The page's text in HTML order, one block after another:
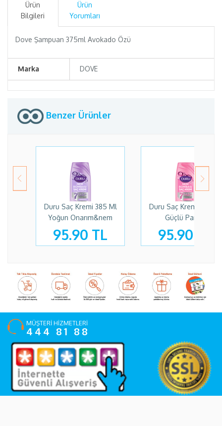
Ürün
Bilgileri
Ürün
Yorumları
Dove Şampuan 375ml Avokado Özü
Marka DOVE
Benzer Ürünler
Duru Saç Kremi 385 Ml
Yoğun Onarım&nem
95.90 TL
Duru Saç Kremi 385 Ml
Güçlü Parlak
95.90 TL
MÜŞTERİ HİZMETLERİ
444 81 88